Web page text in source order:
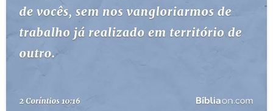
TEMAS
PERGUNTE À BÍBLIA